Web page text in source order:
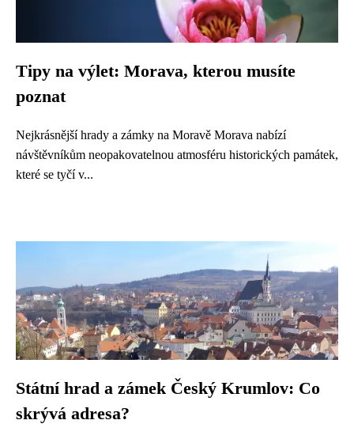
Tipy na výlet: Morava, kterou musíte
poznat
Nejkrásnější hrady a zámky na Moravě Morava nabízí
návštěvníkům neopakovatelnou atmosféru historických památek,
které se tyčí v...
Státní hrad a zámek Český Krumlov: Co
skrývá adresa?